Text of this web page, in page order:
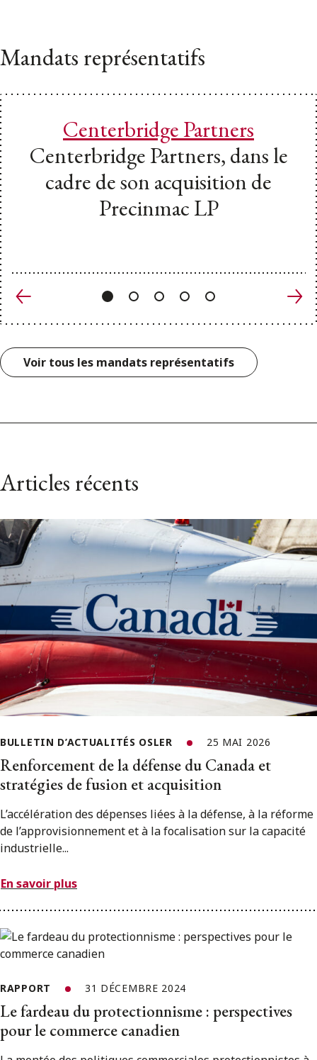
Mandats représentatifs
Centerbridge Partners
Centerbridge Partners, dans le
cadre de son acquisition de
Precinmac LP
Précédent
Voir tous les mandats représentatifs
Articles récents
BULLETIN D’ACTUALITÉS OSLER 25 MAI 2026
Renforcement de la défense du Canada et
stratégies de fusion et acquisition
L’accélération des dépenses liées à la défense, à la réforme
de l’approvisionnement et à la focalisation sur la capacité
industrielle...
En savoir plus
RAPPORT 31 DÉCEMBRE 2024
Le fardeau du protectionnisme : perspectives
pour le commerce canadien